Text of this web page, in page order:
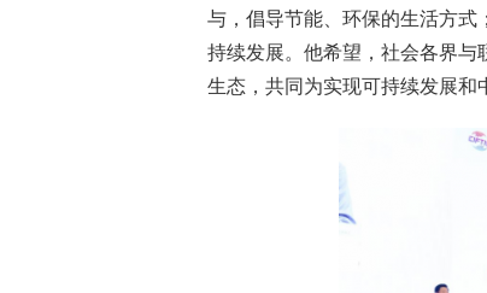
与，倡导节能、环保的生活方
持续发展。他希望，社会各界
生态，共同为实现可持续发展和